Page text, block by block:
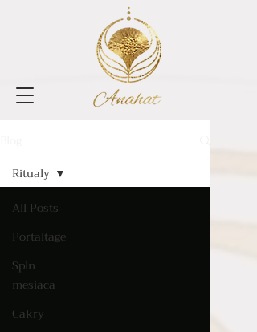
All Posts
Portaltage
Spln
mesiaca
Cakry
Ritualy